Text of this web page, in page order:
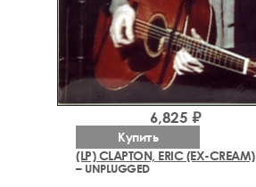
(LP) CLAPTON, ERIC (EX-CREAM)
– UNPLUGGED
6,825 ₽
Купить